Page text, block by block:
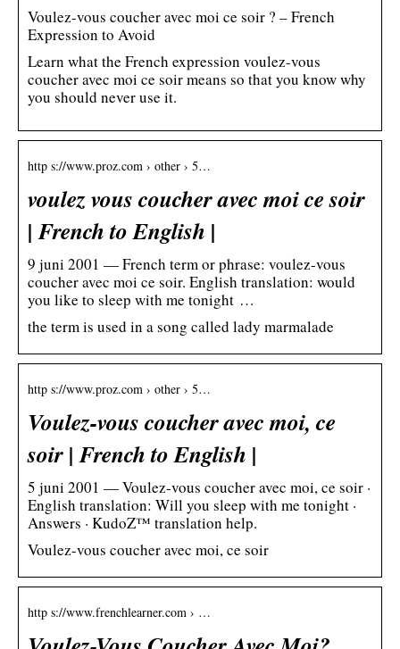
Voulez-vous coucher avec moi ce soir ? – French
Expression to Avoid
Learn what the French expression voulez-vous
coucher avec moi ce soir means so that you know why
you should never use it.
http s://www.proz.com › other › 5…
voulez vous coucher avec moi ce soir
| French to English |
9 juni 2001 — French term or phrase: voulez-vous
coucher avec moi ce soir. English translation: would
you like to sleep with me tonight …
the term is used in a song called lady marmalade
http s://www.proz.com › other › 5…
Voulez-vous coucher avec moi, ce
soir | French to English |
5 juni 2001 — Voulez-vous coucher avec moi, ce soir ·
English translation: Will you sleep with me tonight ·
Answers · KudoZ™ translation help.
Voulez-vous coucher avec moi, ce soir
http s://www.frenchlearner.com › …